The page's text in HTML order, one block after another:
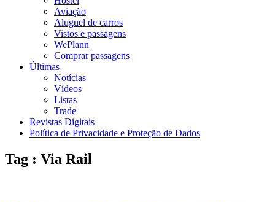
Aviação
Aluguel de carros
Vistos e passagens
WePlann
Comprar passagens
Últimas
Notícias
Vídeos
Listas
Trade
Revistas Digitais
Política de Privacidade e Proteção de Dados
Tag : Via Rail